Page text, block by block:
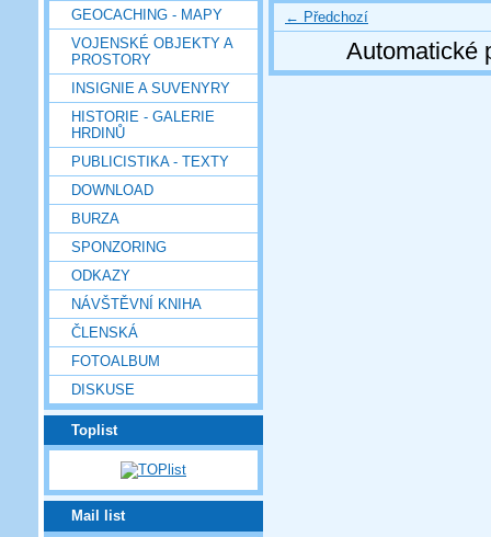
GEOCACHING - MAPY
VOJENSKÉ OBJEKTY A
PROSTORY
INSIGNIE A SUVENYRY
HISTORIE - GALERIE
HRDINŮ
PUBLICISTIKA - TEXTY
DOWNLOAD
BURZA
SPONZORING
ODKAZY
NÁVŠTĚVNÍ KNIHA
ČLENSKÁ
FOTOALBUM
DISKUSE
Toplist
Mail list
← Předchozí
Automatické